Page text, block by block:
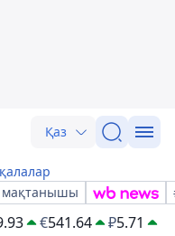
Қаз
мақтанышы
€541.64 ₽5.71